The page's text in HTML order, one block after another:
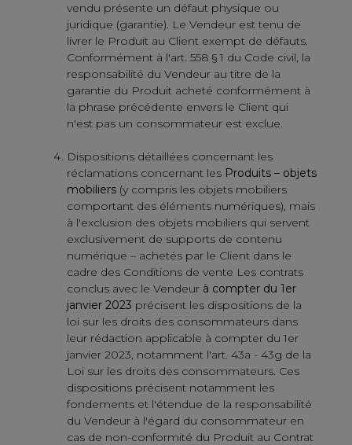
vendu présente un défaut physique ou
juridique (garantie). Le Vendeur est tenu de
livrer le Produit au Client exempt de défauts.
Conformément à l'art. 558 § 1 du Code civil, la
responsabilité du Vendeur au titre de la
garantie du Produit acheté conformément à
la phrase précédente envers le Client qui
n'est pas un consommateur est exclue.
Dispositions détaillées concernant les
réclamations concernant les Produits – objets
mobiliers (y compris les objets mobiliers
comportant des éléments numériques), mais
à l'exclusion des objets mobiliers qui servent
exclusivement de supports de contenu
numérique – achetés par le Client dans le
cadre des Conditions de vente Les contrats
conclus avec le Vendeur à compter du 1er
janvier 2023 précisent les dispositions de la
loi sur les droits des consommateurs dans
leur rédaction applicable à compter du 1er
janvier 2023, notamment l'art. 43a - 43g de la
Loi sur les droits des consommateurs. Ces
dispositions précisent notamment les
fondements et l'étendue de la responsabilité
du Vendeur à l'égard du consommateur en
cas de non-conformité du Produit au Contrat